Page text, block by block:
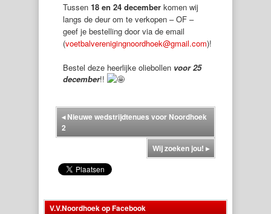
Tussen 18 en 24 december komen wij
langs de deur om te verkopen – OF –
geef je bestelling door via de email
(voetbalverenigingnoordhoek@gmail.com)!
Bestel deze heerlijke oliebollen voor 25
december!!
◂Nieuwe wedstrijdtenues voor Noordhoek
2
Wij zoeken jou! ▸
V.V.Noordhoek op Facebook